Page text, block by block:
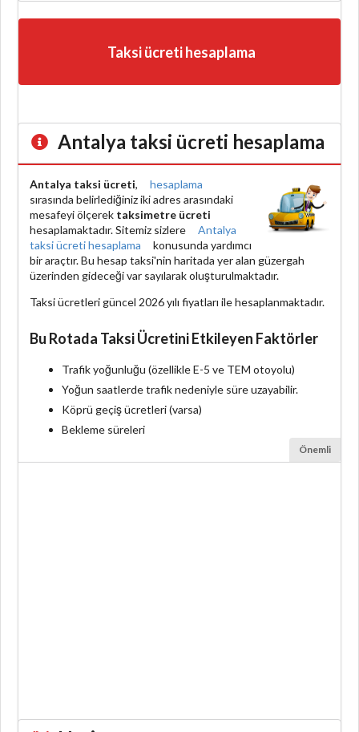
Taksi ücreti hesaplama
Antalya taksi ücreti hesaplama
Antalya taksi ücreti,
hesaplama
sırasında belirlediğiniz iki adres arasındaki
mesafeyi ölçerek taksimetre ücreti
hesaplamaktadır. Sitemiz sizlere
Antalya
taksi ücreti hesaplama
konusunda yardımcı
bir araçtır. Bu hesap taksi'nin haritada yer alan güzergah
üzerinden gideceği var sayılarak oluşturulmaktadır.
Taksi ücretleri güncel 2026 yılı fiyatları ile hesaplanmaktadır.
Bu Rotada Taksi Ücretini Etkileyen Faktörler
Trafik yoğunluğu (özellikle E-5 ve TEM otoyolu)
Yoğun saatlerde trafik nedeniyle süre uzayabilir.
Köprü geçiş ücretleri (varsa)
Bekleme süreleri
Önemli